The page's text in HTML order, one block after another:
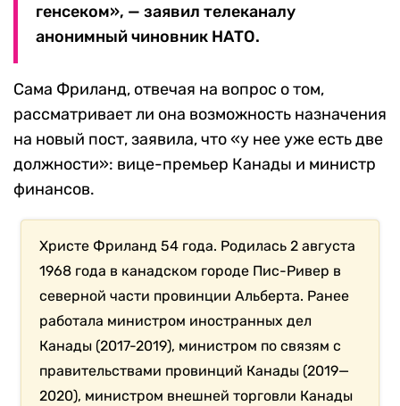
генсеком», — заявил телеканалу
анонимный чиновник НАТО.
Сама Фриланд, отвечая на вопрос о том,
рассматривает ли она возможность назначения
на новый пост, заявила, что «у нее уже есть две
должности»: вице-премьер Канады и министр
финансов.
Христе Фриланд 54 года. Родилась 2 августа
1968 года в канадском городе Пис-Ривер в
северной части провинции Альберта. Ранее
работала министром иностранных дел
Канады (2017-2019), министром по связям с
правительствами провинций Канады (2019—
2020), министром внешней торговли Канады